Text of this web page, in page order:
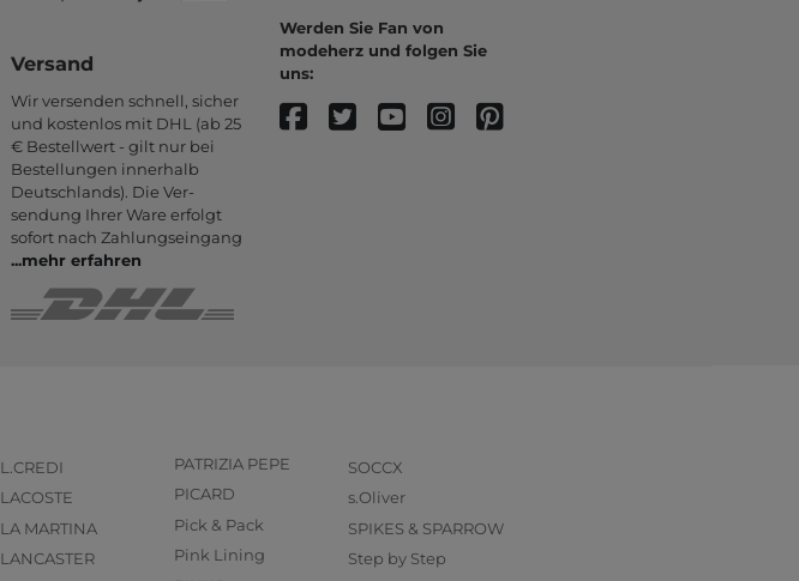
Versand
Wir versenden schnell, sicher
und kostenlos mit DHL (ab 25
€ Bestell­wert - gilt nur bei
Bestel­lungen inner­halb
Deutsch­lands). Die Ver­
sendung Ihrer Ware er­folgt
sofort nach Zahlungs­eingang
...mehr erfahren
Werden Sie Fan von
modeherz und folgen Sie
uns:
L.CREDI
LACOSTE
LA MARTINA
LANCASTER
PATRIZIA PEPE
PICARD
Pick & Pack
Pink Lining
SOCCX
s.Oliver
SPIKES & SPARROW
Step by Step